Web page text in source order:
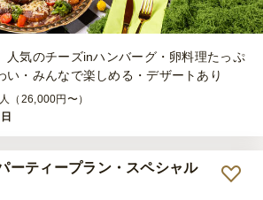
人気のチーズinハンバーグ・卵料理たっぷ
い・みんなで楽しめる・デザートあり
（26,000円〜）
日
ーティープラン・スペシャル